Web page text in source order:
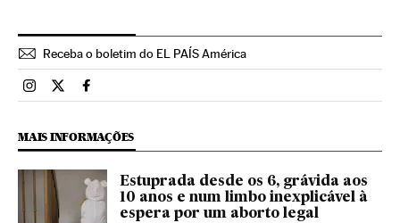
Receba o boletim do EL PAÍS América
Brasil El País Brasil en Instagram
Brasil El País Brasil en Twitter
Brasil El País Brasil en Facebook
MAIS INFORMAÇÕES
Estuprada desde os 6, grávida aos
10 anos e num limbo inexplicável à
espera por um aborto legal